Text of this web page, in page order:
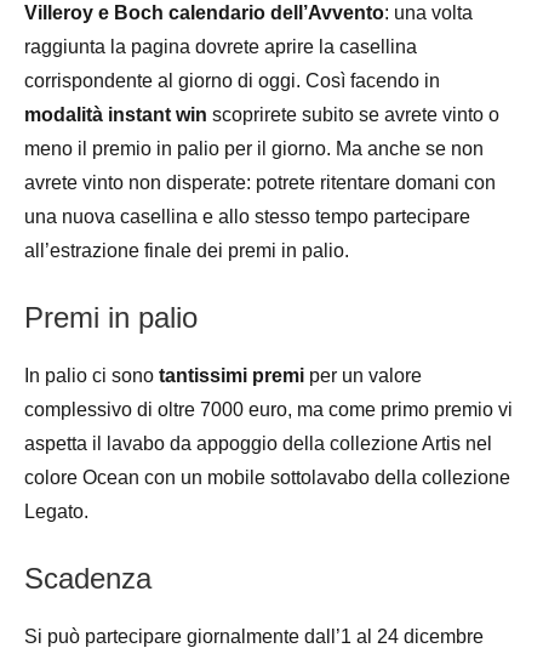
Villeroy e Boch calendario dell’Avvento: una volta
raggiunta la pagina dovrete aprire la casellina
corrispondente al giorno di oggi. Così facendo in
modalità instant win scoprirete subito se avrete vinto o
meno il premio in palio per il giorno. Ma anche se non
avrete vinto non disperate: potrete ritentare domani con
una nuova casellina e allo stesso tempo partecipare
all’estrazione finale dei premi in palio.
Premi in palio
In palio ci sono tantissimi premi per un valore
complessivo di oltre 7000 euro, ma come primo premio vi
aspetta il lavabo da appoggio della collezione Artis nel
colore Ocean con un mobile sottolavabo della collezione
Legato.
Scadenza
Si può partecipare giornalmente dall’1 al 24 dicembre